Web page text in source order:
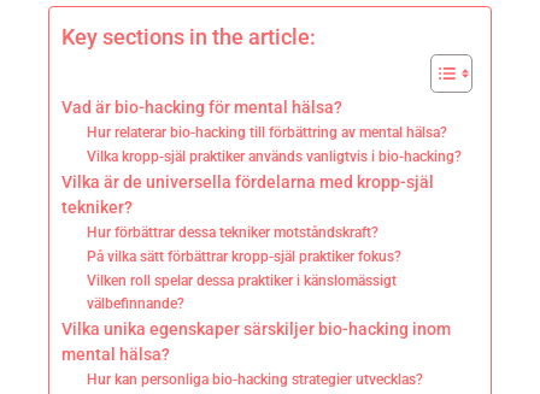
Key sections in the article:
Vad är bio-hacking för mental hälsa?
Hur relaterar bio-hacking till förbättring av mental hälsa?
Vilka kropp-själ praktiker används vanligtvis i bio-hacking?
Vilka är de universella fördelarna med kropp-själ
tekniker?
Hur förbättrar dessa tekniker motståndskraft?
På vilka sätt förbättrar kropp-själ praktiker fokus?
Vilken roll spelar dessa praktiker i känslomässigt
välbefinnande?
Vilka unika egenskaper särskiljer bio-hacking inom
mental hälsa?
Hur kan personliga bio-hacking strategier utvecklas?